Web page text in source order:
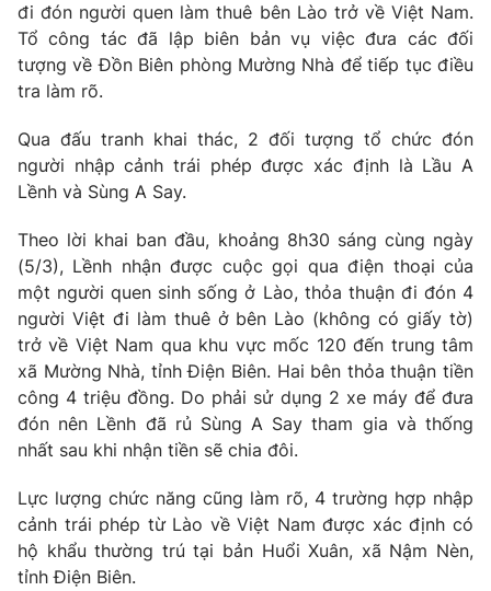
VTV9 VTV8
Liên hệ tòa soạn
THỜI BÁO VTV
Theo dõi báo trên
Cơ quan chủ quản:Đài Truyền hình Việt Nam
Cơ quan báo chí:Thời báo VTV
Giấy phép hoạt động báo in và báo điện tử số 483/GP-BTTTT
cấp ngày 29/12/2023
Tổng Biên tập: Vũ Thanh Thủy
Phó Tổng Biên tập:Nguyễn Thị Mỹ Hạnh, Phạm Quốc Thắng,
Nguyễn Trọng Ninh
Tổng đài VTV:024.38 355 931 - 024.38 355 932
đi đón người quen làm thuê bên Lào trở về Việt Nam.
Tổ công tác đã lập biên bản vụ việc đưa các đối
tượng về Đồn Biên phòng Mường Nhà để tiếp tục điều
tra làm rõ.
Qua đấu tranh khai thác, 2 đối tượng tổ chức đón
người nhập cảnh trái phép được xác định là Lầu A
Lềnh và Sùng A Say.
Theo lời khai ban đầu, khoảng 8h30 sáng cùng ngày
(5/3), Lềnh nhận được cuộc gọi qua điện thoại của
một người quen sinh sống ở Lào, thỏa thuận đi đón 4
người Việt đi làm thuê ở bên Lào (không có giấy tờ)
trở về Việt Nam qua khu vực mốc 120 đến trung tâm
xã Mường Nhà, tỉnh Điện Biên. Hai bên thỏa thuận tiền
công 4 triệu đồng. Do phải sử dụng 2 xe máy để đưa
đón nên Lềnh đã rủ Sùng A Say tham gia và thống
nhất sau khi nhận tiền sẽ chia đôi.
Lực lượng chức năng cũng làm rõ, 4 trường hợp nhập
cảnh trái phép từ Lào về Việt Nam được xác định có
hộ khẩu thường trú tại bản Huổi Xuân, xã Nậm Nèn,
tỉnh Điện Biên.